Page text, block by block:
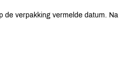
de verpakking vermelde datum. Na